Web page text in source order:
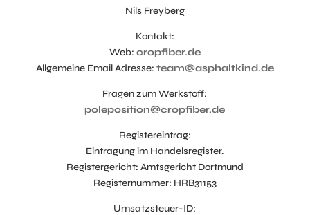
Nils Freyberg
Kontakt:
Web: cropfiber.de
Allgemeine Email Adresse: team@asphaltkind.de
Fragen zum Werkstoff:
poleposition@cropfiber.de
Registereintrag:
Eintragung im Handelsregister.
Registergericht: Amtsgericht Dortmund
Registernummer: HRB31153
Umsatzsteuer-ID: